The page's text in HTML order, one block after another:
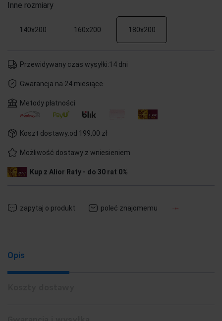
Inne rozmiary
140x200 160x200 180x200
Przewidywany czas wysyłki:14 dni
Gwarancja na 24 miesiące
Metody płatności
Koszt dostawy:od 199,00 zł
Możliwość dostawy z wniesieniem
Kup z Alior Raty - do 30 rat 0%
zapytaj o produkt poleć znajomemu
Opis